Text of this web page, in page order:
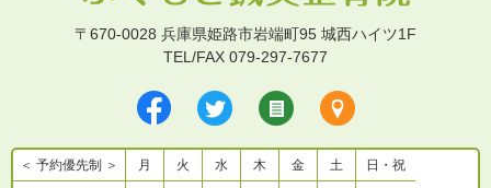
〒670-0028 兵庫県姫路市岩端町95 城西ハイツ1F
TEL/FAX 079-297-7677
＜ 予約優先制 ＞ 月 火 水 木 金 土 日・祝